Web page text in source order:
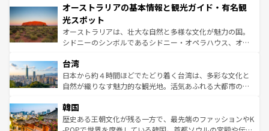
部のニューオーリンズでは、音楽と美食が融合した独特の
文化が魅力。旅行者はアメリカの各地域で異なる魅力を楽
しみながら、その多様性と豊かな歴史を感じることができ
るだろう。車でのロードトリップや列車の旅も、アメリカ
情報は
ワイ島は見逃せない。また、定番の観光地といえばオアフ
島だが、静かな自然を求めるならマウイ島やカウアイ島が
おすすめ。エメラルドグリーンに輝く海をはじめ、豊かな
文化や歴史が息づいている。「アロハスピリット」と呼ば
人々、おいしいローカルフードやハワイアンミュージッ
ク、伝統的なフラダンスなど、すべてがハワイの魅力を彩
っている。訪れるたびに新しい発見と感動が待っているハ
はコンテンツ一覧
オーストラリアの基本情報と観光ガイド・有名観
光スポット
オーストラリアは、壮大な自然と多様な文化が魅力の国。
シドニーのシンボルであるシドニー・オペラハウス、オー
リアリーフや大陸中央部にそびえるウルル（エアーズロッ
ク）、タスマニアの美しい原生林やケアンズの熱帯雨林な
ど、見どころがたくさん。また、カフェやワイン、オージ
いる。アクティビティも充実しており、サーフィンやダイ
ビング、ハイキングなど、アウトドア好きにはたまらな
い。オーストラリアの多彩な魅力を存分に味わいつくそ
台湾
日本から約４時間ほどでたどり着く台湾は、多彩な文化と
自然が織りなす魅力的な観光地。活気あふれる大都市の台
ン）、静ひつな山岳地帯である台湾東部など、都市の喧騒
と山間の静けさが共存しており、訪れる人に新しい発見と
驚きをもたらしてくれる。また、奥深い台湾の食文化も魅
韓国
歴史ある王朝文化が残る一方で、最先端のファッションやK